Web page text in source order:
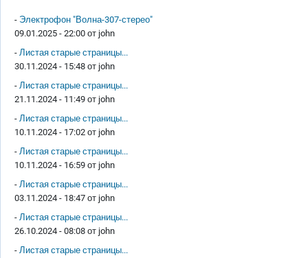
- Электрофон "Волна-307-стерео"
09.01.2025 - 22:00 от john
- Листая старые страницы...
30.11.2024 - 15:48 от john
- Листая старые страницы...
21.11.2024 - 11:49 от john
- Листая старые страницы...
10.11.2024 - 17:02 от john
- Листая старые страницы...
10.11.2024 - 16:59 от john
- Листая старые страницы...
03.11.2024 - 18:47 от john
- Листая старые страницы...
26.10.2024 - 08:08 от john
- Листая старые страницы...